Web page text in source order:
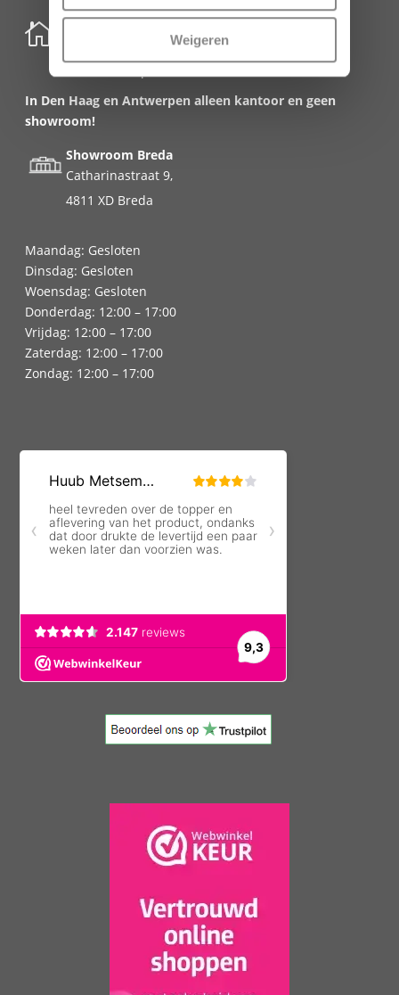
Weigeren
2595 AR Den Haag

In Den Haag en Antwerpen alleen kantoor en geen
showroom!
Showroom Breda
Catharinastraat 9,
4811 XD Breda
Maandag: Gesloten
Dinsdag: Gesloten
Woensdag: Gesloten
Donderdag: 12:00 – 17:00
Vrijdag: 12:00 – 17:00
Zaterdag: 12:00 – 17:00
Zondag: 12:00 – 17:00